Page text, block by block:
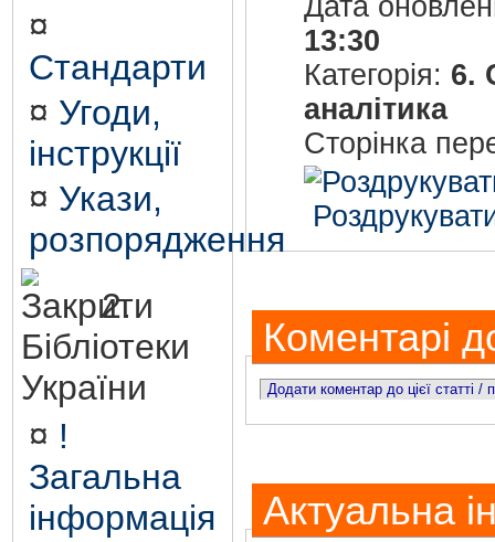
¤
Стандарти
¤ Угоди,
інструкції
¤ Укази,
розпорядження
2.
Бібліотеки
України
¤ !
Загальна
інформація
Дата
13:30
Категорія: 6.
аналітика
Сторінка
Коментарі
Додати коментар до цієї статті /
Актуальна